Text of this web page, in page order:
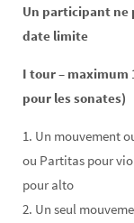
Un participant ne
date limite
I tour – maximum
pour les sonates)
1. Un mouvement
ou Partitas pour
pour alto
2. Un seul